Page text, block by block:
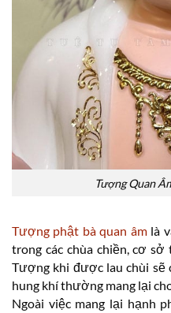
Tượng Quan
Tượng phật bà quan âmlà
trong các chùa chiền, cơ
Tượng khi được lau chùi sẽ
hung khí thường mang lại
Ngoài việc mang lại hạnh